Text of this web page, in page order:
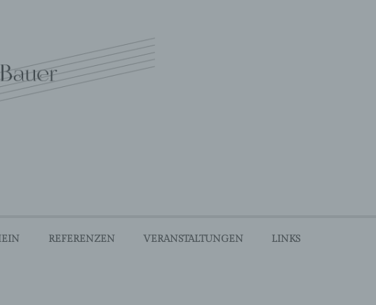
REFERENZEN VERANSTALTUNGEN LINKS